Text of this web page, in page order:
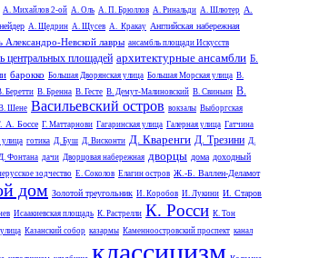
А. Михайлов 2-ой А. Оль А. П. Брюллов А. Ринальди А. Шлютер А.
А. Щедрин А. Щусев А. Кракау Английская набережная
Александро-Невской лавры ансамбль площади Искусств
центральных площадей архитектурные ансамбли Б.
барокко Большая Дворянская улица Большая Морская улица В.
Беретти В. Бренна В. Гесте В. Демут-Малиновский В. Свиньин В.
Шене Васильевский остров вокзалы Выборгская
А. Боссе Г. Маттарнови Гагаринская улица Галерная улица Гатчина
улица готика Д. Буш Д. Висконти Д. Кваренги Д. Трезини Д.
Фонтана дачи Дворцовая набережная дворцы дома доходный
зодчество Е. Соколов Елагин остров Ж.-Б. Валлен-Деламот
дом Золотой треугольник И. Коробов И. Лукини И. Старов
Исаакиевская площадь К. Растрелли К. Росси К. Тон
Казанский собор казармы Каменноостровский проспект канал